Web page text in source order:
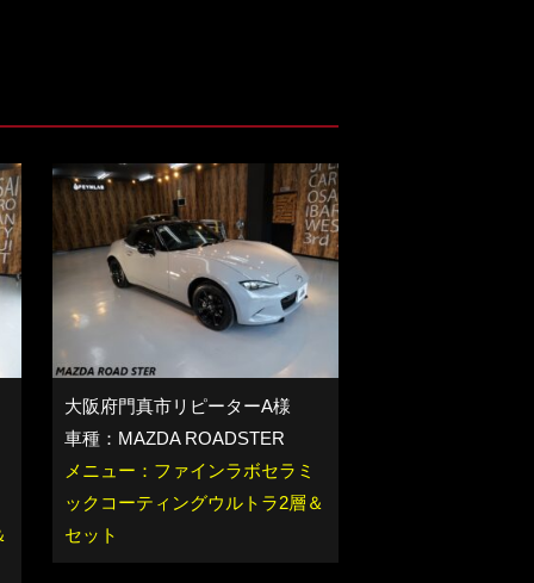
大阪府門真市リピーターA様
車種：MAZDA ROADSTER
メニュー：ファインラボセラミ
ックコーティングウルトラ2層＆
セット